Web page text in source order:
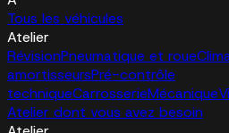
Tous les véhicules
Atelier
RévisionPneumatique et roue
amortisseursPré-contrôle
techniqueCarrosserieMécanique
Atelier dont vous avez besoin